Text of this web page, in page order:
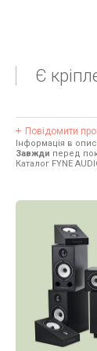
Є
Повідомити
Інформація в
Завжди перед
Каталог FYNE